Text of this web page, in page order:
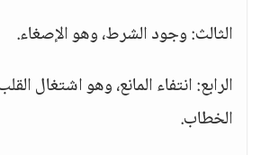
الثالث: وجود الشرط، وهو الإصغاء.
الرابع: انتفاء المانع، وهو اشتغال
الخطاب.